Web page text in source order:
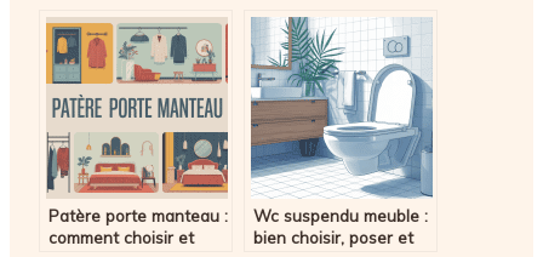
cuisine
Patère porte manteau :
comment choisir et
Wc suspendu meuble :
bien choisir, poser et